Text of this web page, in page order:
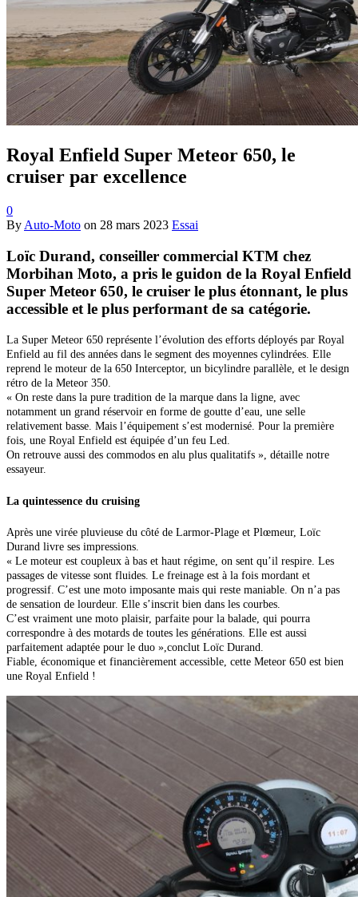
Royal Enfield Super Meteor 650, le
cruiser par excellence
0
By Auto-Moto on 28 mars 2023 Essai
Loïc Durand, conseiller commercial KTM chez
Morbihan Moto, a pris le guidon de la Royal Enfield
Super Meteor 650, le cruiser le plus étonnant, le plus
accessible et le plus performant de sa catégorie.
La Super Meteor 650 représente l’évolution des efforts déployés par Royal
Enfield au fil des années dans le segment des moyennes cylindrées. Elle
reprend le moteur de la 650 Interceptor, un bicylindre parallèle, et le design
rétro de la Meteor 350.
« On reste dans la pure tradition de la marque dans la ligne, avec
notamment un grand réservoir en forme de goutte d’eau, une selle
relativement basse. Mais l’équipement s’est modernisé. Pour la première
fois, une Royal Enfield est équipée d’un feu Led.
On retrouve aussi des commodos en alu plus qualitatifs », détaille notre
essayeur.
La quintessence du cruising
Après une virée pluvieuse du côté de Larmor-Plage et Plœmeur, Loïc
Durand livre ses impressions.
« Le moteur est coupleux à bas et haut régime, on sent qu’il respire. Les
passages de vitesse sont fluides. Le freinage est à la fois mordant et
progressif. C’est une moto imposante mais qui reste maniable. On n’a pas
de sensation de lourdeur. Elle s’inscrit bien dans les courbes.
C’est vraiment une moto plaisir, parfaite pour la balade, qui pourra
correspondre à des motards de toutes les générations. Elle est aussi
parfaitement adaptée pour le duo »,conclut Loïc Durand.
Fiable, économique et financièrement accessible, cette Meteor 650 est bien
une Royal Enfield !